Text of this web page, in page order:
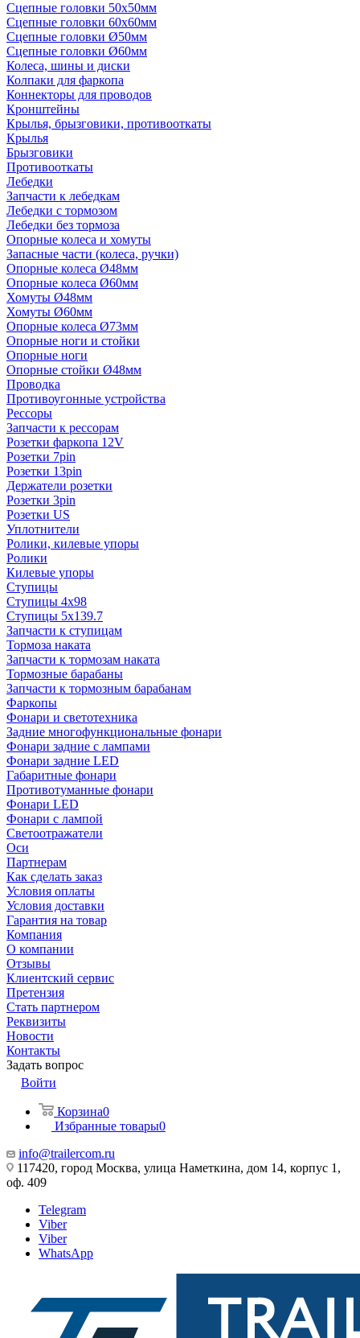
Сцепные головки 50x50мм
Сцепные головки 60x60мм
Сцепные головки Ø50мм
Сцепные головки Ø60мм
Колеса, шины и диски
Колпаки для фаркопа
Коннекторы для проводов
Кронштейны
Крылья, брызговики, противооткаты
Крылья
Брызговики
Противооткаты
Лебедки
Запчасти к лебедкам
Лебедки с тормозом
Лебедки без тормоза
Опорные колеса и хомуты
Запасные части (колеса, ручки)
Опорные колеса Ø48мм
Опорные колеса Ø60мм
Хомуты Ø48мм
Хомуты Ø60мм
Опорные колеса Ø73мм
Опорные ноги и стойки
Опорные ноги
Опорные стойки Ø48мм
Проводка
Противоугонные устройства
Рессоры
Запчасти к рессорам
Розетки фаркопа 12V
Розетки 7pin
Розетки 13pin
Держатели розетки
Розетки 3pin
Розетки US
Уплотнители
Ролики, килевые упоры
Ролики
Килевые упоры
Ступицы
Ступицы 4x98
Ступицы 5x139.7
Запчасти к ступицам
Тормоза наката
Запчасти к тормозам наката
Тормозные барабаны
Запчасти к тормозным барабанам
Фаркопы
Фонари и светотехника
Задние многофункциональные фонари
Фонари задние с лампами
Фонари задние LED
Габаритные фонари
Противотуманные фонари
Фонари LED
Фонари с лампой
Светоотражатели
Оси
Партнерам
Как сделать заказ
Условия оплаты
Условия доставки
Гарантия на товар
Компания
О компании
Отзывы
Клиентский сервис
Претензия
Стать партнером
Реквизиты
Новости
Контакты
Задать вопрос
Войти
Корзина0
Избранные товары0
info@trailercom.ru
117420, город Москва, улица Наметкина, дом 14, корпус 1,
оф. 409
Telegram
Viber
Viber
WhatsApp